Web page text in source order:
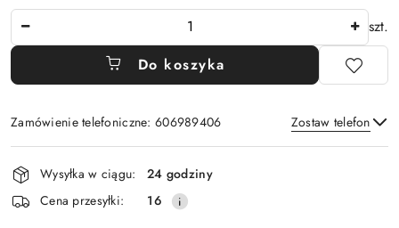
szt.
Do koszyka
Zamówienie telefoniczne: 606989406 Zostaw telefon
Wyślij
Dostępność
i
dostawa
Wysyłka w ciągu:
24 godziny
Cena przesyłki:
16